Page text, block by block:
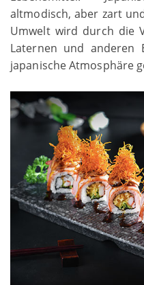
altmodisch, aber zart
Umwelt wird durch die
Laternen und anderen
japanische Atmosphäre